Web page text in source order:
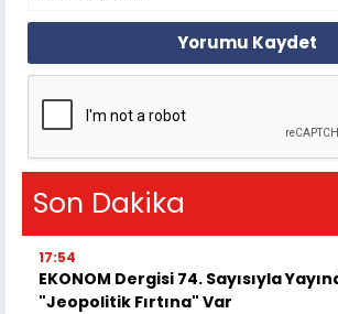
Yorumu Kaydet
Son Dakika
17:54
EKONOM Dergisi 74. Sayısıyla
"Jeopolitik Fırtına" Var